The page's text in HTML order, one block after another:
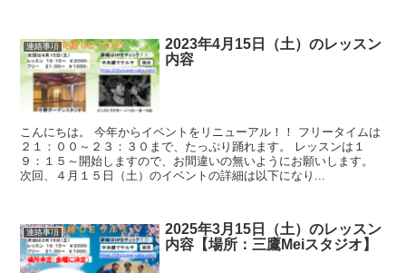
連絡事項
2023年4月15日（土）のレッスン
内容
こんにちは。 今年からイベントをリニューアル！！ フリータイムは
２１：００～２３：３０まで、たっぷり踊れます。 レッスンは１
９：１５～開始しますので、お間違いの無いようにお願いします。
次回、４月１５日（土）のイベントの詳細は以下になり...
連絡事項
2025年3月15日（土）のレッスン
内容【場所：三鷹Meiスタジオ】